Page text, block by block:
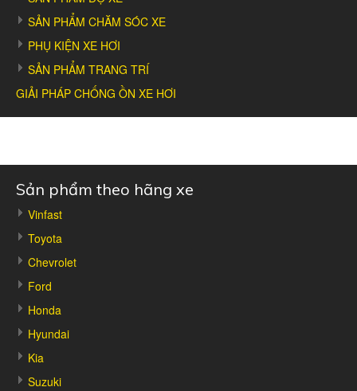
SẢN PHẨM CHĂM SÓC XE
PHỤ KIỆN XE HƠI
SẢN PHẨM TRANG TRÍ
GIẢI PHÁP CHỐNG ỒN XE HƠI
Sản phẩm theo hãng xe
Vinfast
Toyota
Chevrolet
Ford
Honda
Hyundai
Kia
Suzuki